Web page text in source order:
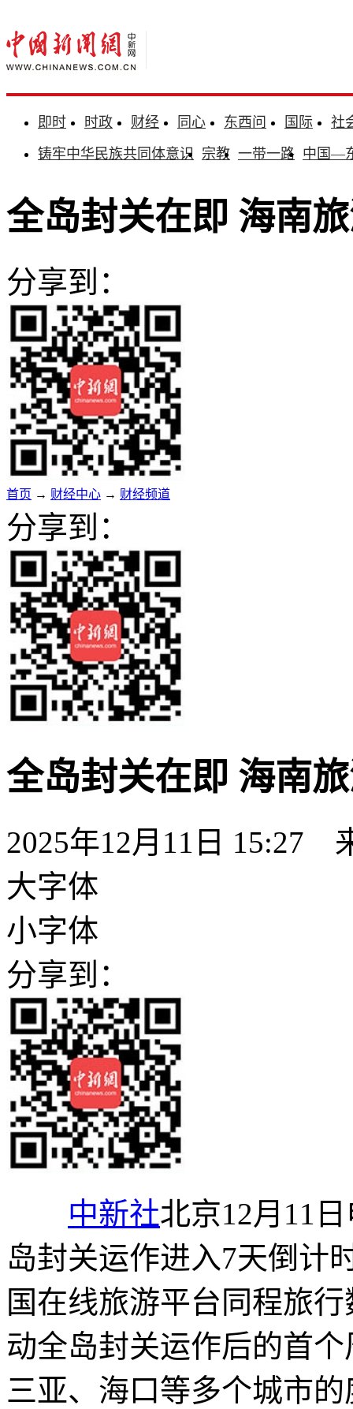
即时 时政 财经 同心 东西问 国际
社
铸牢中华民族共同体意识 宗教 一带一路 中国—
全岛封关在即 海南
分享到：
首页 → 财经中心 → 财经频道
分享到：
全岛封关在即 海南
2025年12月11日 15:27
大字体
小字体
分享到：
中新社北京12月11
岛封关运作进入7天倒计
国在线旅游平台同程旅
动全岛封关运作后的首
三亚、海口等多个城市